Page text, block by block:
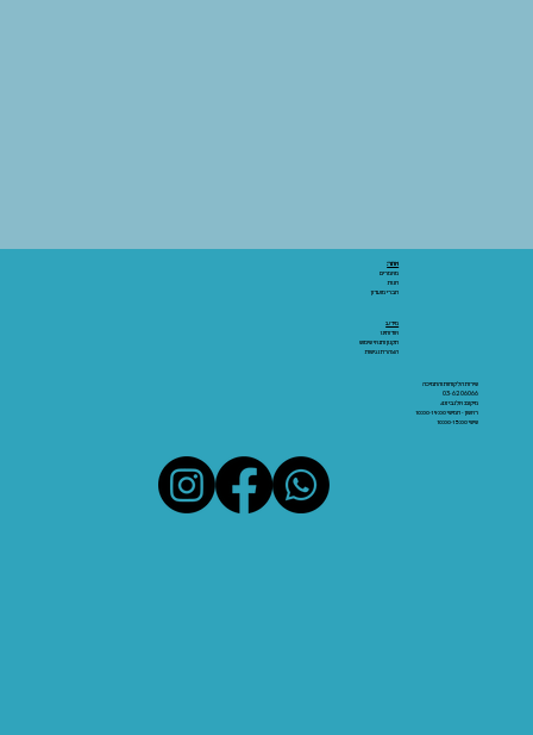
שירות הלקוחות והתמיכה
03-6206066
מיקום: אלנבי 43
ראשון - חמישי 10:00-19:00
שישי 10:00-15:00
אתר:
מאמרים
חנות
חברי מועדון
מידע:
אודותינו
תקנון ותנאי שימוש
הצהרת נגישות